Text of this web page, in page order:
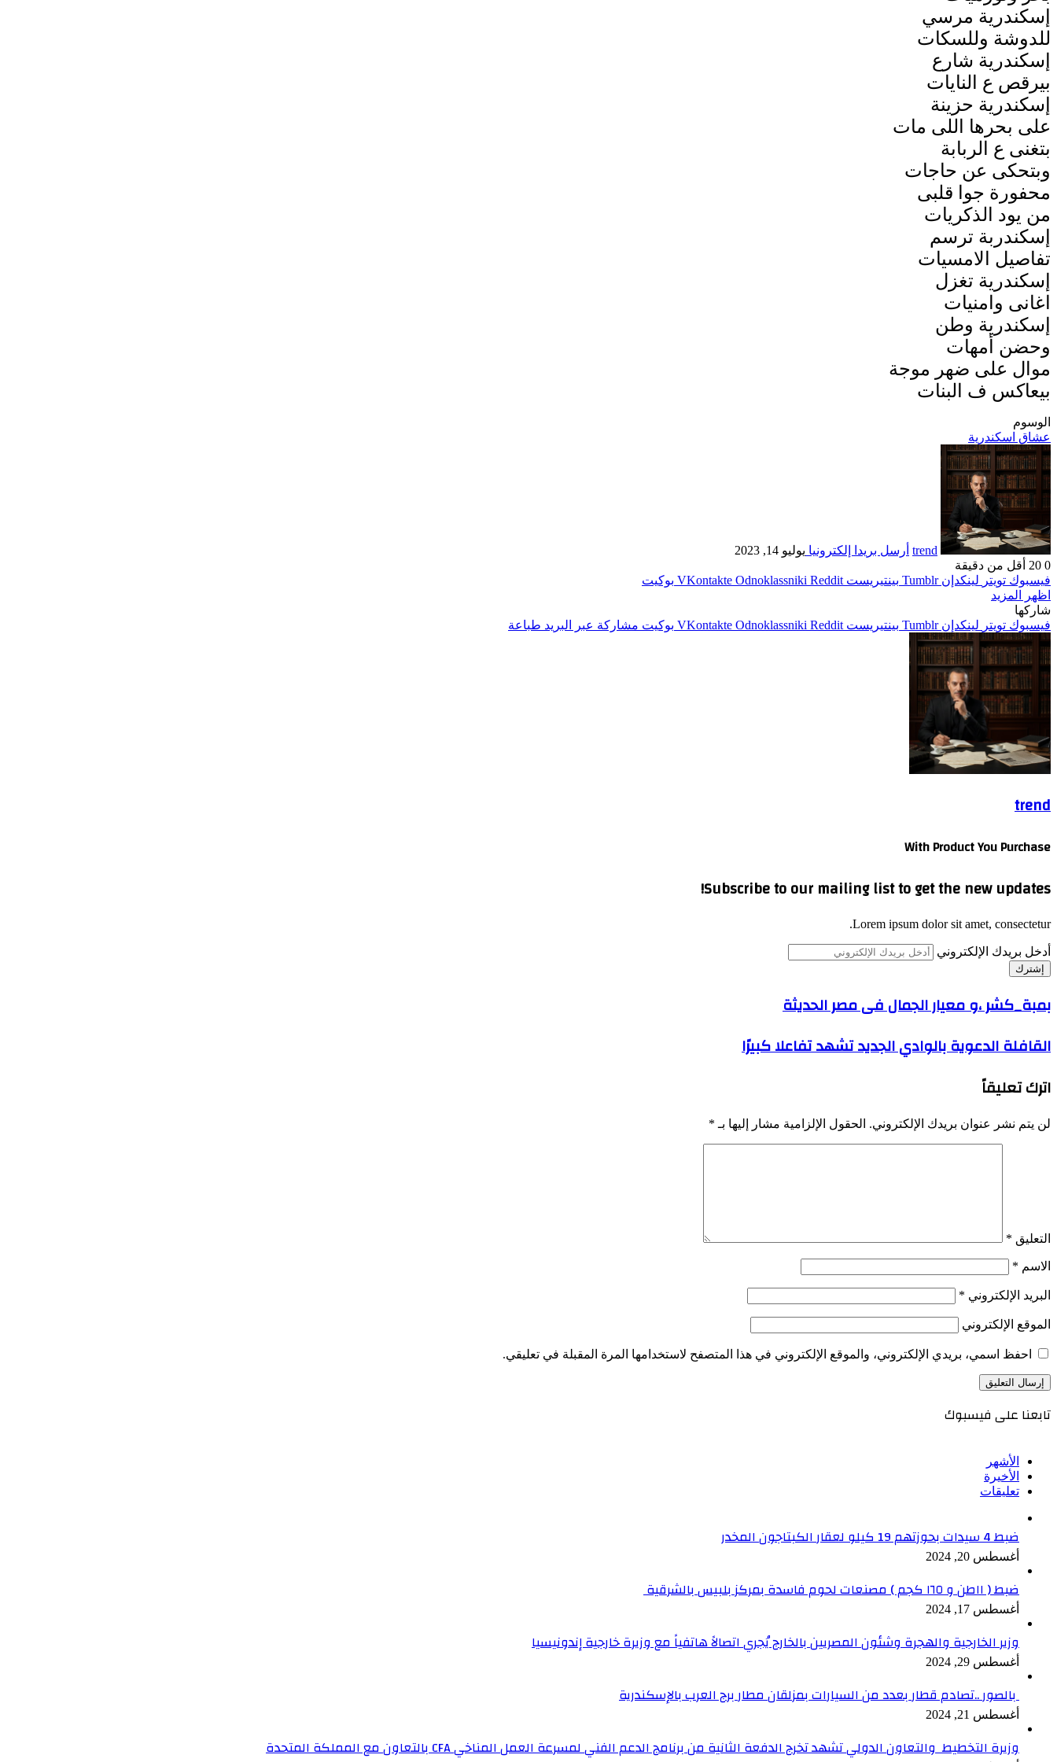
إسكندرية مرسي
للدوشة وللسكات
إسكندرية شارع
بيرقص ع النايات
إسكندرية حزينة
على بحرها اللى مات
بتغنى ع الربابة
وبتحكى عن حاجات
محفورة جوا قلبى
من يود الذكريات
إسكندربة ترسم
تفاصيل الامسيات
إسكندرية تغزل
اغانى وامنيات
إسكندرية وطن
وحضن أمهات
موال على ضهر موجة
بيعاكس ف البنات
الوسوم
عشاق اسكندرية
trend أرسل بريدا إلكترونيا يوليو 14, 2023
0
أقل من دقيقة
فيسبوك تويتر لينكدإن بينتيريست Odnoklassniki
بوكيت
اظهر المزيد
شاركها
فيسبوك تويتر لينكدإن بينتيريست Odnoklassniki بوكيت مشاركة عبر البريد طباعة
trend
With Product You Purchase
Subscribe to our mailing list to get the new updates!
Lorem ipsum dolor sit amet, consectetur.
أدخل بريدك الإلكتروني
بمبة_كشر ،و معيار الجمال فى مصر الحديثة
القافلة الدعوية بالوادي الجديد تشهد تفاعلا كبيرًا
اترك تعليقاً
لن يتم نشر عنوان بريدك الإلكتروني. الحقول الإلزامية مشار إليها بـ *
التعليق *
الاسم *
البريد الإلكتروني *
الموقع الإلكتروني
احفظ اسمي، بريدي الإلكتروني، والموقع الإلكتروني في هذا المتصفح لاستخدامها المرة المقبلة في تعليقي.
تابعنا على فيسبوك
الأشهر
الأخيرة
تعليقات
ضبط 4 سيدات بحوزتهم 19 كيلو لعقار الكبتاجون المخدر
أغسطس 20, 2024
ضبط ( ١١طن و ١٦٥ كجم ) مصنعات لحوم فاسدة بمركز بلبيس بالشرقية
أغسطس 17, 2024
وزير الخارجية والهجرة وشئون المصريين بالخارج يُجري اتصالاً هاتفياً مع وزيرة خارجية إندونيسيا
أغسطس 29, 2024
بالصور ..تصادم قطار بعدد من السيارات بمزلقان مطار برج العرب بالإسكندرية
أغسطس 21, 2024
وزيرة التخطيط والتعاون الدولي تشهد تخرج الدفعة الثانية من برنامج الدعم الفني لمسرعة العمل المناخي CFA بالتعاون مع المملكة المتحدة